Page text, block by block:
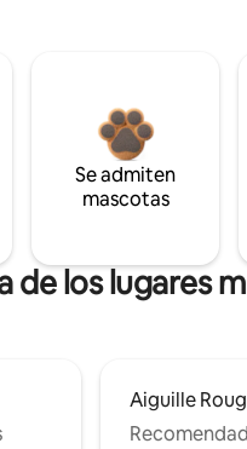
Se admiten
mascotas
de los lugares
Aiguille